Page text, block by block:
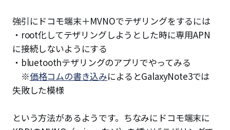
強引にドコモ端末＋MVNOでテザリングをするには
・root化してテザリングしようとした時に専用APN
に接続しないようにする
・bluetoothテザリングのアプリでやってみる
※価格コムの書き込みによるとGalaxyNote3では
失敗した模様
という方法があるようです。ちなみにドコモ端末に